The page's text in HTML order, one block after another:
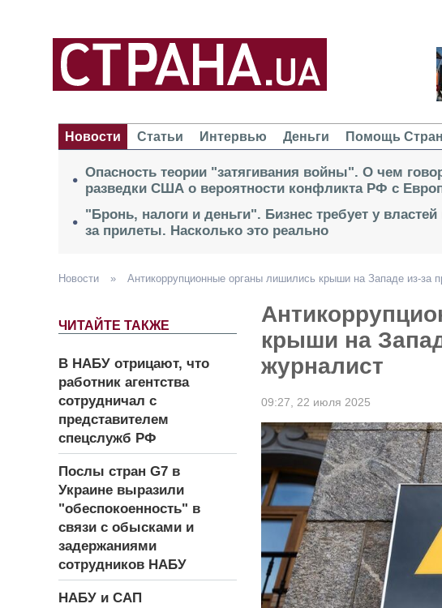
Новости
Статьи Интервью Деньги Помощь
Опасность теории "затягивания войны". О чем
разведки США о вероятности конфликта РФ с
"Бронь, налоги и деньги". Бизнес требует у
за прилеты. Насколько это реально
Новости » Антикоррупционные органы лишились крыши на Западе из-за
ЧИТАЙТЕ ТАКЖЕ
В НАБУ отрицают, что
работник агентства
сотрудничал с
представителем
спецслужб РФ
Послы стран G7 в
Украине выразили
"обеспокоенность" в
связи с обысками и
задержаниями
сотрудников НАБУ
НАБУ и САП
крыши на
журналист
09:27, 22 июля 2025